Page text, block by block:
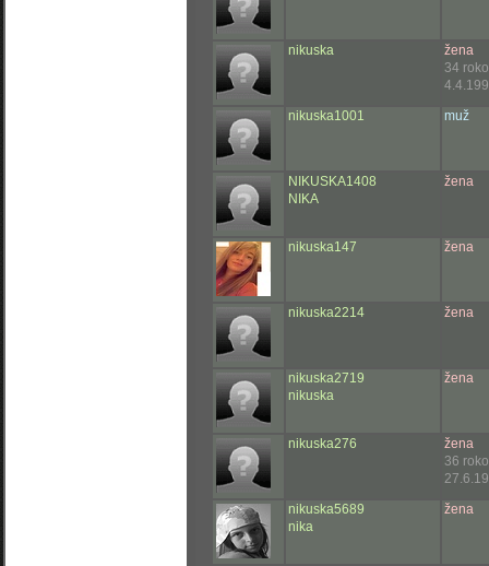
nikuska
žena
34
nikuska1001
muž
NIKUSKA1408
NIKA
žena
nikuska147 žena
nikuska2214 žena
nikuska2719
nikuska
žena
nikuska276
žena
36
nikuska5689
nika
žena